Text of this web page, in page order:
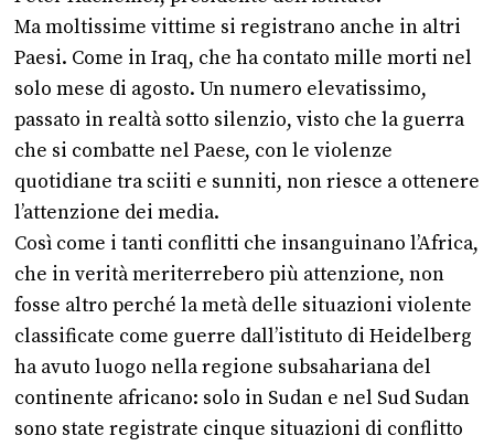
Ma moltissime vittime si registrano anche in altri
Paesi. Come in Iraq, che ha contato mille morti nel
solo mese di agosto. Un numero elevatissimo,
passato in realtà sotto silenzio, visto che la guerra
che si combatte nel Paese, con le violenze
quotidiane tra sciiti e sunniti, non riesce a ottenere
l’attenzione dei media.
Così come i tanti conflitti che insanguinano l’Africa,
che in verità meriterrebero più attenzione, non
fosse altro perché la metà delle situazioni violente
classificate come guerre dall’istituto di Heidelberg
ha avuto luogo nella regione subsahariana del
continente africano: solo in Sudan e nel Sud Sudan
sono state registrate cinque situazioni di conflitto